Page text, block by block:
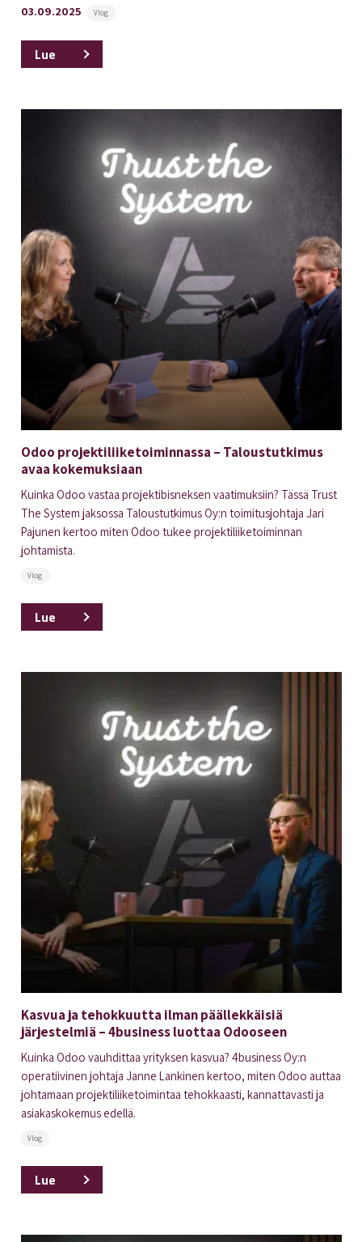
03.09.2025 Vlog
Lue
Odoo projektiliiketoiminnassa – Taloustutkimus
avaa kokemuksiaan
Kuinka Odoo vastaa projektibisneksen vaatimuksiin? Tässä Trust
The System jaksossa Taloustutkimus Oy:n toimitusjohtaja Jari
Pajunen kertoo miten Odoo tukee projektiliiketoiminnan
johtamista.
Vlog
Lue
Kasvua ja tehokkuutta ilman päällekkäisiä
järjestelmiä – 4business luottaa Odooseen
Kuinka Odoo vauhdittaa yrityksen kasvua? 4business Oy:n
operatiivinen johtaja Janne Lankinen kertoo, miten Odoo auttaa
johtamaan projektiliiketoimintaa tehokkaasti, kannattavasti ja
asiakaskokemus edellä.
Vlog
Lue